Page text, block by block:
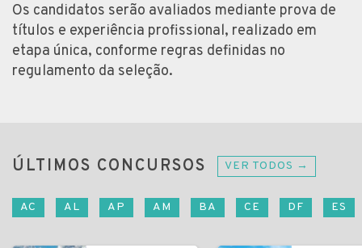
Os candidatos serão avaliados mediante prova de
títulos e experiência profissional, realizado em
etapa única, conforme regras definidas no
regulamento da seleção.
ÚLTIMOS CONCURSOS VER TODOS →
AC AL AP AM BA CE DF ES